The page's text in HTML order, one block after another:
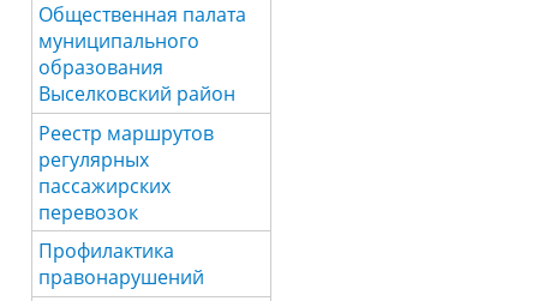
Общественная палата
муниципального
образования
Выселковский район
Реестр маршрутов
регулярных
пассажирских
перевозок
Профилактика
правонарушений